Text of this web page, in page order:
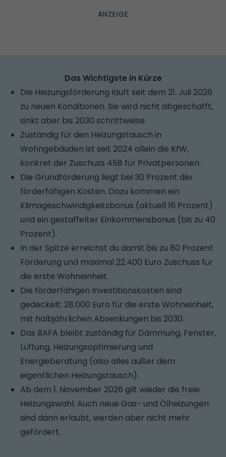
Das Wichtigste in Kürze
Die Heizungsförderung läuft seit dem 21. Juli 2026
zu neuen Konditionen. Sie wird nicht abgeschafft,
sinkt aber bis 2030 schrittweise.
Zuständig für den Heizungstausch in
Wohngebäuden ist seit 2024 allein die KfW,
konkret der Zuschuss 458 für Privatpersonen.
Die Grundförderung liegt bei 30 Prozent der
förderfähigen Kosten. Dazu kommen ein
Klimageschwindigkeitsbonus (aktuell 16 Prozent)
und ein gestaffelter Einkommensbonus (bis zu 40
Prozent).
In der Spitze erreichst du damit bis zu 80 Prozent
Förderung und maximal 22.400 Euro Zuschuss für
die erste Wohneinheit.
Die förderfähigen Investitionskosten sind
gedeckelt: 28.000 Euro für die erste Wohneinheit,
mit halbjährlichen Absenkungen bis 2030.
Das BAFA bleibt zuständig für Dämmung, Fenster,
Lüftung, Heizungsoptimierung und
Energieberatung (also alles außer dem
eigentlichen Heizungstausch).
Ab dem 1. November 2026 gilt wieder die freie
Heizungswahl: Auch neue Gas- und Ölheizungen
sind dann erlaubt, werden aber nicht mehr
gefördert.